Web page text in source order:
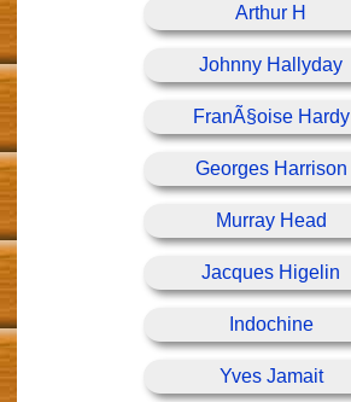
Arthur H
Johnny Hallyday
FranÃ§oise Hardy
Georges Harrison
Murray Head
Jacques Higelin
Indochine
Yves Jamait